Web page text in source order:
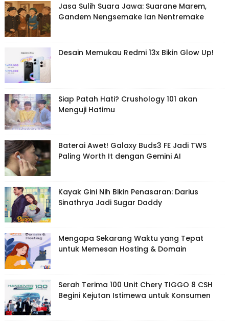
Jasa Sulih Suara Jawa: Suarane Marem,
Gandem Nengsemake lan Nentremake
Desain Memukau Redmi 13x Bikin Glow Up!
Siap Patah Hati? Crushology 101 akan
Menguji Hatimu
Baterai Awet! Galaxy Buds3 FE Jadi TWS
Paling Worth It dengan Gemini AI
Kayak Gini Nih Bikin Penasaran: Darius
Sinathrya Jadi Sugar Daddy
Mengapa Sekarang Waktu yang Tepat
untuk Memesan Hosting & Domain
Serah Terima 100 Unit Chery TIGGO 8 CSH
Begini Kejutan Istimewa untuk Konsumen